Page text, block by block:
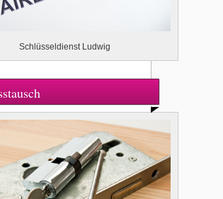
Schlüsseldienst Ludwig